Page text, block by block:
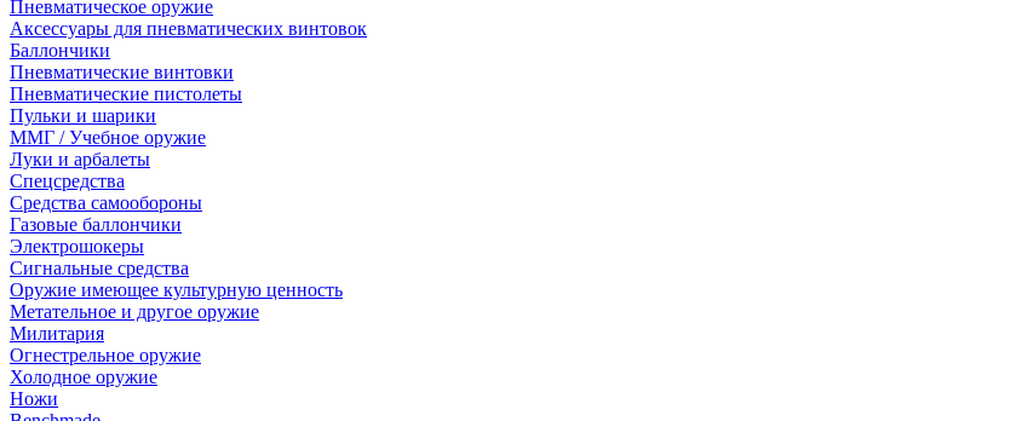
Пневматическое оружие
Аксессуары для пневматических винтовок
Баллончики
Пневматические винтовки
Пневматические пистолеты
Пульки и шарики
ММГ / Учебное оружие
Луки и арбалеты
Спецсредства
Средства самообороны
Газовые баллончики
Электрошокеры
Сигнальные средства
Оружие имеющее культурную ценность
Метательное и другое оружие
Милитария
Огнестрельное оружие
Холодное оружие
Ножи